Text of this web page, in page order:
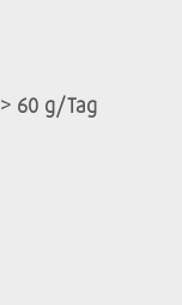
> 60 g/Tag